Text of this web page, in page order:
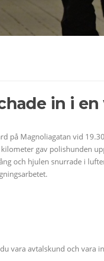
in i
på Magnoliagatan vid
gav polishunden
och hjulen snurrade i
vara avtalskund och vara